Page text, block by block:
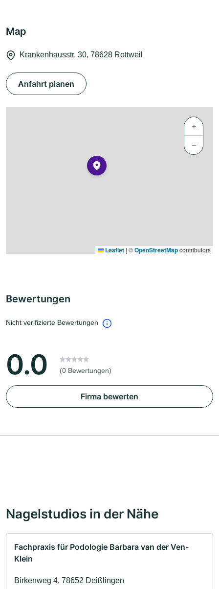
Map
Krankenhausstr. 30, 78628 Rottweil
Anfahrt planen
+
−
Leaflet | ©OpenStreetMapcontributors
Bewertungen
Nicht verifizierte Bewertungen
0.0 (0 Bewertungen)
Firma bewerten
Nagelstudios in der Nähe
Fachpraxis für Podologie Barbara van der Ven-
Klein
Birkenweg 4, 78652 Deißlingen